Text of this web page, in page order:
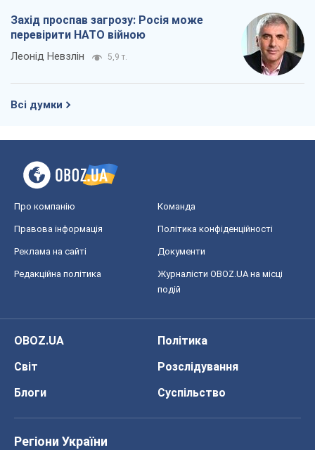
Захід проспав загрозу: Росія може
перевірити НАТО війною
Леонід Невзлін 5,9 т.
Всі думки
Про компанію Команда
Правова інформація Політика конфіденційності
Реклама на сайті Документи
Редакційна політика
Журналісти OBOZ.UA на місці
подій
OBOZ.UA
Політика
Світ
Розслідування
Блоги
Суспільство
Регіони України